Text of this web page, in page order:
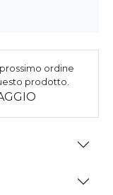
ordine
prodotto.